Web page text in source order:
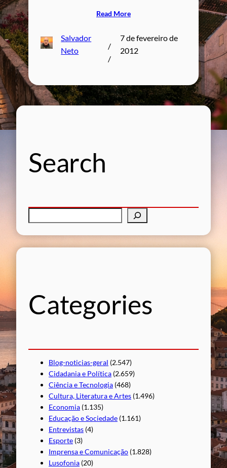
Read More
Salvador
Neto
/
/
7 de fevereiro de
2012
Search
e
s
aCategories
Blog-noticias-geral (2.547)
Cidadania e Política (2.659)
Ciência e Tecnologia (468)
Cultura, Literatura e Artes (1.496)
Economia (1.135)
Educação e Sociedade (1.161)
Entrevistas (4)
Esporte (3)
Imprensa e Comunicação (1.828)
Lusofonia (20)